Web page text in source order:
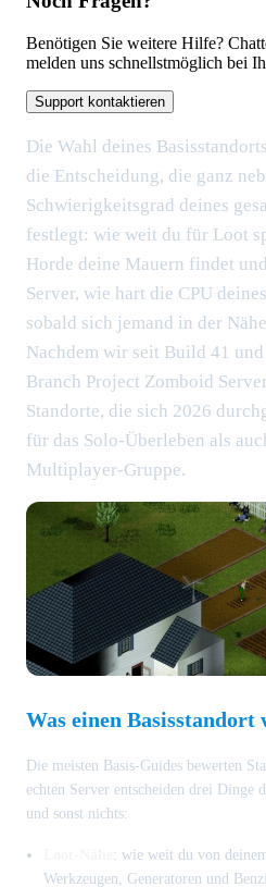
Benötigen Sie weitere Hilfe?
melden uns schnellstmöglich bei
Support kontaktieren
Die Wahl deines
die Entscheidung, die ganz
Schwierigkeitsgrad deines
festlegt: wie weit du für Loot
Horde deine Mauern findet
Server, wie hart die CPU
sobald sich jemand in der
Nachdem wir seit Build 41
Branch Project Zomboid
Standorte, die sich 2026
für das Solo-Überleben als
Multiplayer-Gruppe.
Was einen
Die meisten Basis-Guides bewerten
echten Server entscheiden drei Dinge
und sonst nichts:
: wie weit du von
Werkzeugen, Generatoren und